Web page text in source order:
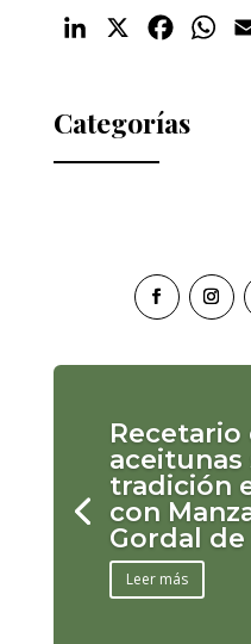
LinkedIn
Categorías
Recetario
aceitunas
tradición
con
Gordal de
Leer más